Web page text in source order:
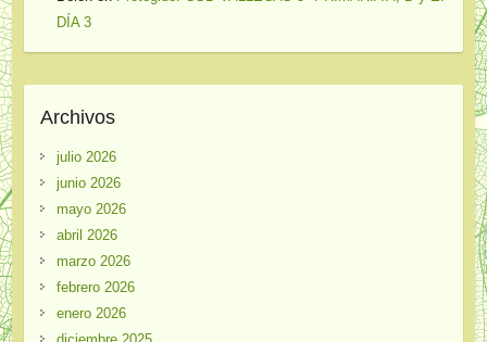
DÍA 3
Archivos
julio 2026
junio 2026
mayo 2026
abril 2026
marzo 2026
febrero 2026
enero 2026